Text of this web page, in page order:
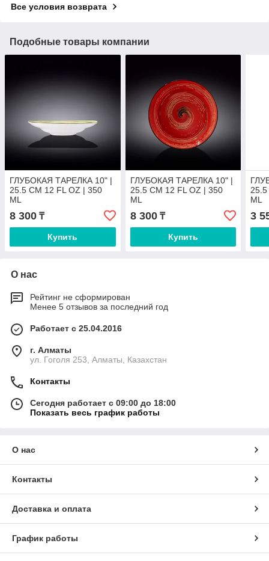
Все условия возврата
Подобные товары компании
ГЛУБОКАЯ ТАРЕЛКА 10" |
25.5 CM 12 FL OZ | 350
ML
8 300 ₸
Купить
ГЛУБОКАЯ ТАРЕЛКА 10" |
25.5 CM 12 FL OZ | 350
ML
8 300₸
Купить
25.5
ML
3
О нас
Рейтинг не сформирован
Менее 5 отзывов за последний год
Работает с 25.04.2016
г. Алматы
ул. Гоголя 253, Алматы, Казахстан
Контакты
Сегодня работает с 09:00 до 18:00
Показать весь график работы
О нас
Контакты
Доставка и оплата
График работы